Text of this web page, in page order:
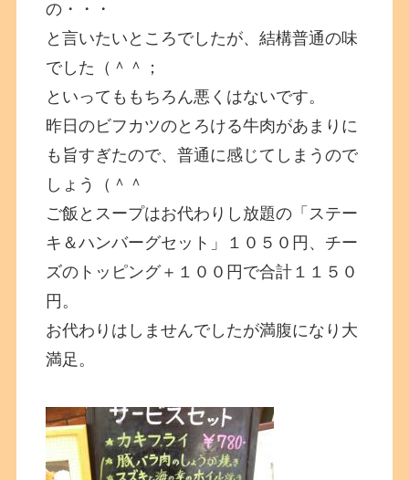
の・・・
と言いたいところでしたが、結構普通の味
でした（＾＾；
といってももちろん悪くはないです。
昨日のビフカツのとろける牛肉があまりに
も旨すぎたので、普通に感じてしまうので
しょう（＾＾
ご飯とスープはお代わりし放題の「ステー
キ＆ハンバーグセット」１０５０円、チー
ズのトッピング＋１００円で合計１１５０
円。
お代わりはしませんでしたが満腹になり大
満足。